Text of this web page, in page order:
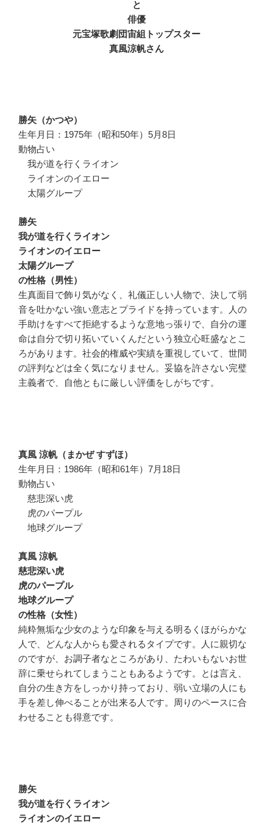
と
俳優
元宝塚歌劇団宙組トップスター
真風涼帆さん
勝矢（かつや）
生年月日：1975年（昭和50年）5月8日
動物占い
我が道を行くライオン
ライオンのイエロー
太陽グループ
勝矢
我が道を行くライオン
ライオンのイエロー
太陽グループ
の性格（男性）
生真面目で飾り気がなく、礼儀正しい人物で、決して弱
音を吐かない強い意志とプライドを持っています。人の
手助けをすべて拒絶するような意地っ張りで、自分の運
命は自分で切り拓いていくんだという独立心旺盛なとこ
ろがあります。社会的権威や実績を重視していて、世間
の評判などは全く気になりません。妥協を許さない完璧
主義者で、自他ともに厳しい評価をしがちです。
真風 涼帆（まかぜ すずほ）
生年月日：1986年（昭和61年）7月18日
動物占い
慈悲深い虎
虎のパープル
地球グループ
真風 涼帆
慈悲深い虎
虎のパープル
地球グループ
の性格（女性）
純粋無垢な少女のような印象を与える明るくほがらかな
人で、どんな人からも愛されるタイプです。人に親切な
のですが、お調子者なところがあり、たわいもないお世
辞に乗せられてしまうこともあるようです。とは言え、
自分の生き方をしっかり持っており、弱い立場の人にも
手を差し伸べることが出来る人です。周りのペースに合
わせることも得意です。
勝矢
我が道を行くライオン
ライオンのイエロー